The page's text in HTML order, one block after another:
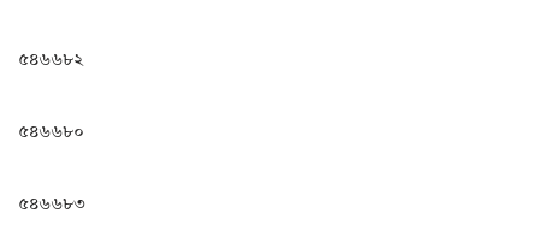
৫৪৬৬৮২
৫৪৬৬৮০
৫৪৬৬৮৩